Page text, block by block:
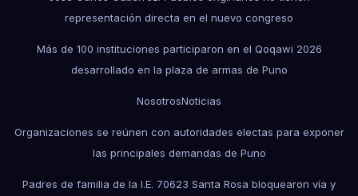
representación directa en el nuevo congreso
Más de 100 instituciones participaron en el Qoqawi 2026
desarrollado en la plaza de armas de Puno
NosotrosNoticias
Organizaciones se reúnen con autoridades electas para exponer
las principales demandas de Puno
Padres de familia de la I.E. 70623 Santa Rosa bloquearon vía y